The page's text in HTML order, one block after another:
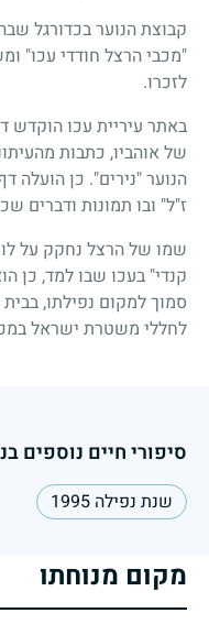
קבוצת הנוער בכדורגל
"מכבי הרצל חודדי עכו"
לזכרו.
באתר עיריית עכו הוקדש
של אוהביו, כתבות
הנוער "נירים". כן הועלה
ז"ל" ובו תמונות ודברים
שמו של הרצל נחקק על
קנדי" בעכו שבו למד, כן
סמוך למקום נפילתו,
לחללי משטרת ישראל
סיפורי חיים נוספים
שנת נפילה 1995
מקום מנוחתו